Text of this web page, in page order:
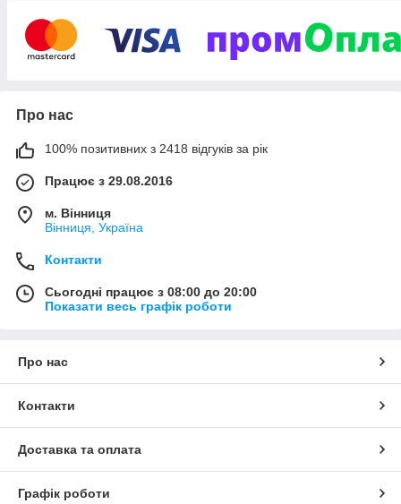
Про нас
100% позитивних з 2418 відгуків за рік
Працює з 29.08.2016
м. Вінниця
Вінниця, Україна
Контакти
Сьогодні працює з 08:00 до 20:00
Показати весь графік роботи
Про нас
Контакти
Доставка та оплата
Графік роботи